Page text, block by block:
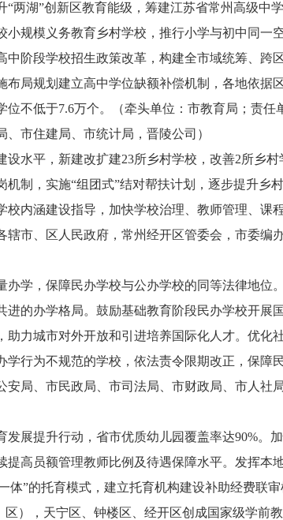
两湖”创新区教育能级，筹建江苏省常州高级中
规模义务教育乡村学校，推行小学与初中同一
阶段学校招生政策改革，构建全市域统筹、跨
局规划建立高中学位缺额补偿机制，各地依据
不低于7.6万个。（牵头单位：市教育局；责
市住建局、市统计局，晋陵公司）
平，新建改扩建23所乡村学校，改善2所乡村
制，实施“组团式”结对帮扶计划，逐步提升乡
内涵建设指导，加快学校治理、教师管理、课
市、区人民政府，常州经开区管委会，市委编
，保障民办学校与公办学校的同等法律地位
的办学格局。鼓励基础教育阶段民办学校开展
力城市对外开放和引进培养国际化人才。优化
行为不规范的学校，依法责令限期改正，保障
局、市民政局、市司法局、市财政局、市人社
提升行动，省市优质幼儿园覆盖率达90%。
高员额管理教师比例及待遇保障水平。发挥本
体”的托育模式，建立托育机构建设补助经费联
），天宁区、钟楼区、经开区创成国家级学前